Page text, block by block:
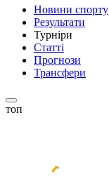
Новини спорту
Результати
Турніри
Статті
Прогнози
Трансфери
топ